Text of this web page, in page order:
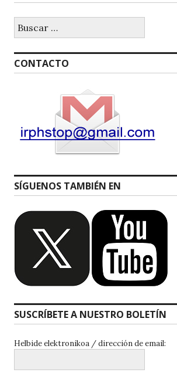
CONTACTO
SÍGUENOS TAMBIÉN EN
SUSCRÍBETE A NUESTRO BOLETÍN
Helbide elektronikoa / dirección de email: